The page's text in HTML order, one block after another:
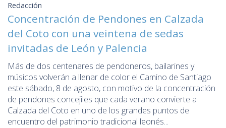
Redacción
Concentración de Pendones en Calzada
del Coto con una veintena de sedas
invitadas de León y Palencia
Más de dos centenares de pendoneros, bailarines y
músicos volverán a llenar de color el Camino de Santiago
este sábado, 8 de agosto, con motivo de la concentración
de pendones concejiles que cada verano convierte a
Calzada del Coto en uno de los grandes puntos de
encuentro del patrimonio tradicional leonés...